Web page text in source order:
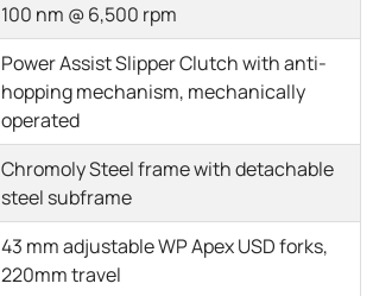
100 nm @ 6,500 rpm
Power Assist Slipper Clutch with anti-
hopping mechanism, mechanically
operated
Chromoly Steel frame with detachable
steel subframe
43 mm adjustable WP Apex USD forks,
220mm travel